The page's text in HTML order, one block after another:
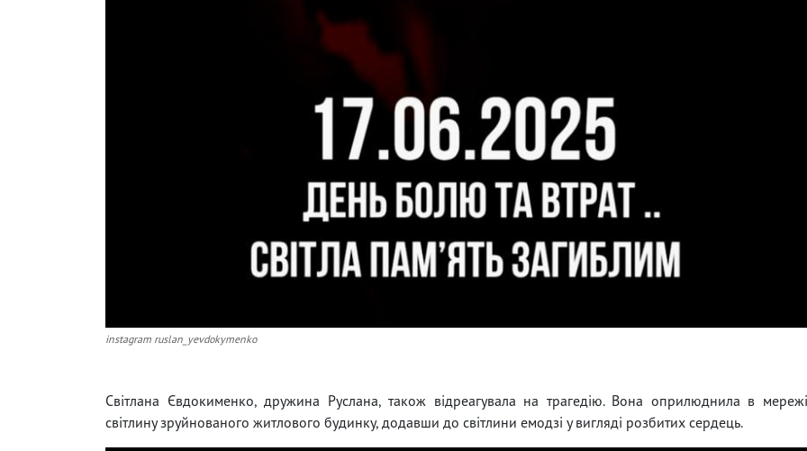
instagram ruslan_yevdokymenko
Світлана Євдокименко, дружина Руслана, також відреагувала на трагедію. Вона оприлюднила в мережі
світлину зруйнованого житлового будинку, додавши до світлини емодзі у вигляді розбитих сердець.